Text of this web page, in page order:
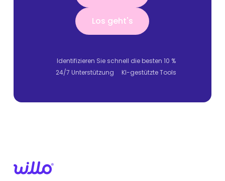
Los geht's
Los geht's
Identifizieren Sie schnell die besten 10 %
24/7 Unterstützung
KI-gestützte Tools